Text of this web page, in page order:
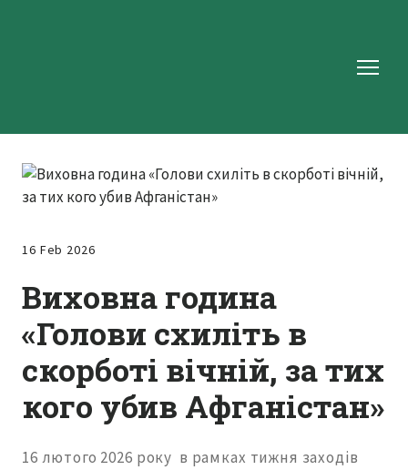
16 Feb 2026
Виховна година
«Голови схиліть в
скорботі вічній, за тих
кого убив Афганістан»
16 лютого 2026 року в рамках тижня заходів